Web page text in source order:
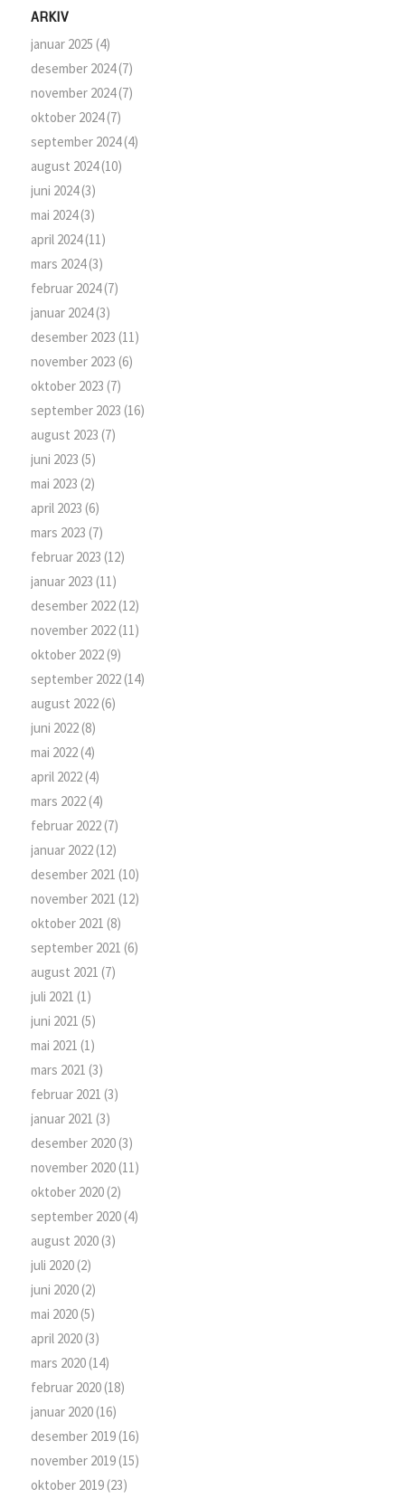
ARKIV
januar 2025 (4)
desember 2024(7)
november 2024(7)
oktober 2024(7)
september 2024(4)
august 2024(10)
juni 2024(3)
mai 2024(3)
april 2024(11)
mars 2024(3)
februar 2024(7)
januar 2024(3)
desember 2023 (11)
november 2023 (6)
oktober 2023 (7)
september 2023 (16)
august 2023 (7)
juni 2023 (5)
mai 2023 (2)
april 2023 (6)
mars 2023 (7)
februar 2023 (12)
januar 2023 (11)
desember 2022(12)
november 2022(11)
oktober 2022(9)
september 2022(14)
august 2022(6)
juni 2022(8)
mai 2022(4)
april 2022(4)
mars 2022(4)
februar 2022(7)
januar 2022(12)
desember 2021 (10)
november 2021 (12)
oktober 2021 (8)
september 2021 (6)
august 2021 (7)
juli 2021 (1)
juni 2021 (5)
mai 2021 (1)
mars 2021 (3)
februar 2021 (3)
januar 2021 (3)
desember 2020(3)
november 2020(11)
oktober 2020(2)
september 2020(4)
august 2020(3)
juli 2020(2)
juni 2020(2)
mai 2020(5)
april 2020(3)
mars 2020(14)
februar 2020(18)
januar 2020(16)
desember 2019(16)
november 2019(15)
oktober 2019(23)